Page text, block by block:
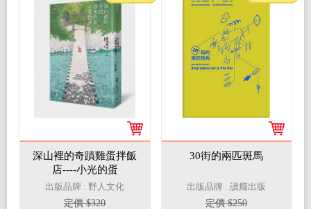
深山裡的奇蹟雞蛋拌飯
店----小光的蛋
出版品牌 : 野人文化
定價 $320
30街的兩匹斑馬
出版品牌 : 讀癮出版
定價 $250